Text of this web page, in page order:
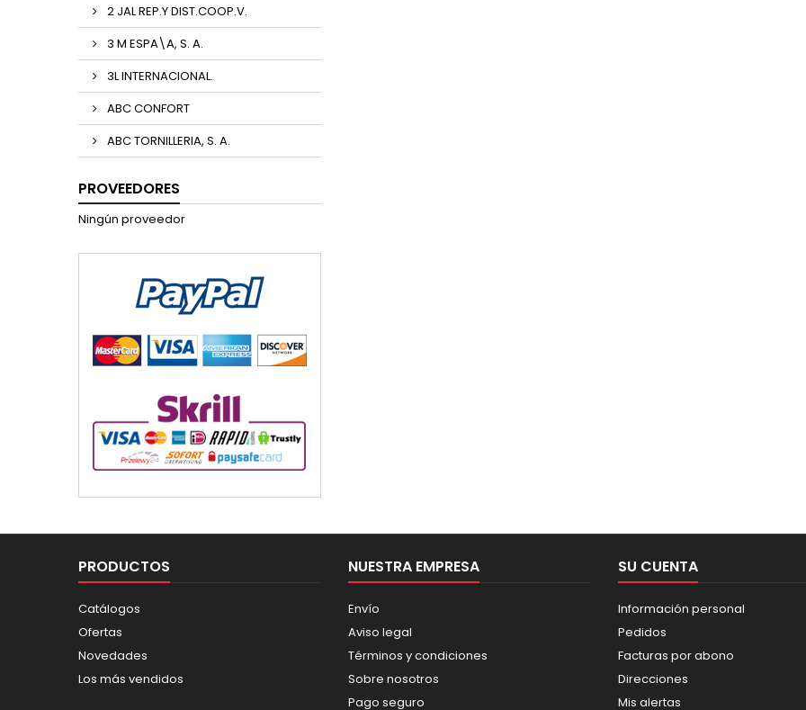
2 JAL REP.Y DIST.COOP.V.
3 M ESPA\A, S. A.
3L INTERNACIONAL.
ABC CONFORT
ABC TORNILLERIA, S. A.
PROVEEDORES
Ningún proveedor
PRODUCTOS
Catálogos
Ofertas
Novedades
Los más vendidos
NUESTRA EMPRESA
Envío
Aviso legal
Términos y condiciones
Sobre nosotros
Pago seguro
SU CUENTA
Información personal
Pedidos
Facturas por abono
Direcciones
Mis alertas